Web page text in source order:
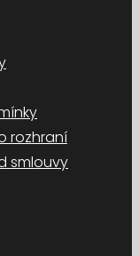
rozhraní
smlouvy